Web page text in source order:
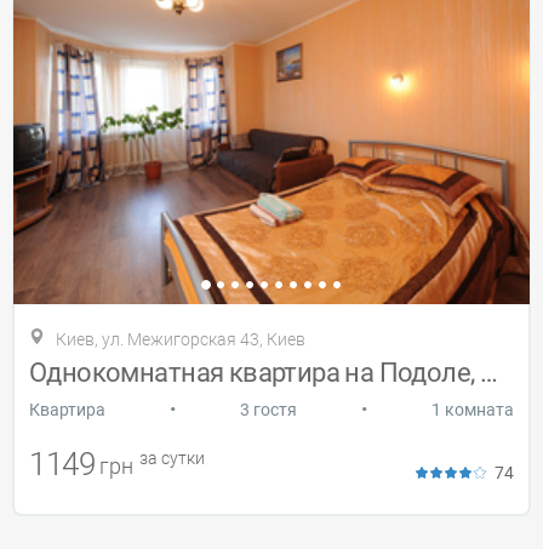
Киев ул. Межигорская 43, Киев
Однокомнатная квартира на Подоле, Wi-Fi
Квартира • 3 гостя • 1 комната
1149 грн за сутки
74